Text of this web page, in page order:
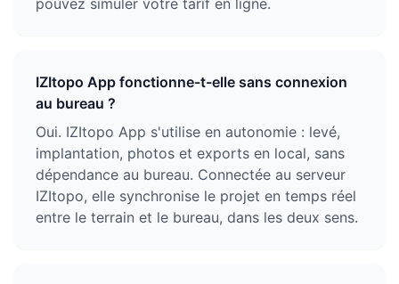
IZItopo App fonctionne-t-elle sans connexion
au bureau ?
Oui. IZItopo App s'utilise en autonomie : levé,
implantation, photos et exports en local, sans
dépendance au bureau. Connectée au serveur
IZItopo, elle synchronise le projet en temps réel
entre le terrain et le bureau, dans les deux sens.